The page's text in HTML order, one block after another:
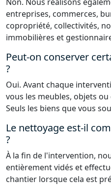
entreprises, commerces,
copropriété, collectivités,
immobilières et
Peut-on conserver
?
Oui. Avant chaque
vous les meubles, objets
Seuls les biens que vous
Le nettoyage est-il
?
À la fin de l'intervention,
entièrement vidés et
chantier lorsque cela est